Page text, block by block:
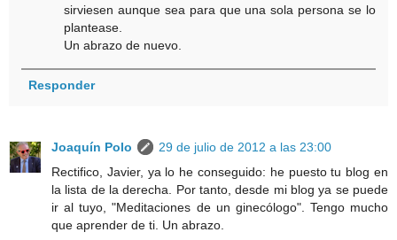
sirviesen aunque sea para que una sola persona se lo
plantease.
Un abrazo de nuevo.
Responder
Joaquín Polo
29 de julio de 2012 a las 23:00
Rectifico, Javier, ya lo he conseguido: he puesto tu blog en
la lista de la derecha. Por tanto, desde mi blog ya se puede
ir al tuyo, "Meditaciones de un ginecólogo". Tengo mucho
que aprender de ti. Un abrazo.